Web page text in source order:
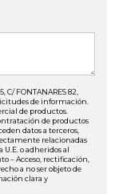
C/ FONTANARES 82,
de información.
de productos.
de productos
datos a terceros,
relacionadas
U.E. o adheridos al
– Acceso, rectificación,
a no ser objeto de
clara y